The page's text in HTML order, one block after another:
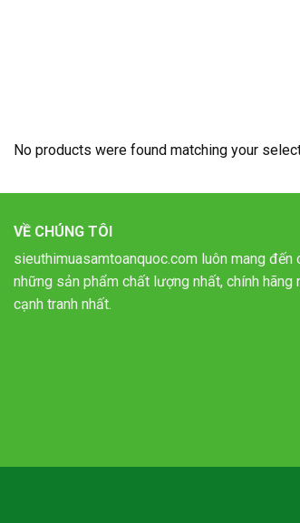
No products were found matching your
VỀ CHÚNG TÔI
sieuthimuasamtoanquoc.com luôn mang đến
những sản phẩm chất lượng nhất, chính hãng
cạnh tranh nhất.